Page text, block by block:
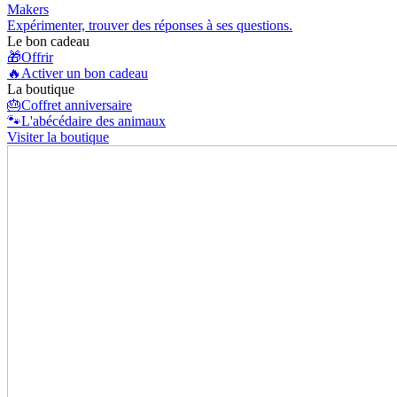
Makers
Expérimenter, trouver des réponses à ses questions.
Le bon cadeau
🎁Offrir
🔥 Activer un bon cadeau
La boutique
🎂Coffret anniversaire
🐾L'abécédaire des animaux
Visiter la boutique